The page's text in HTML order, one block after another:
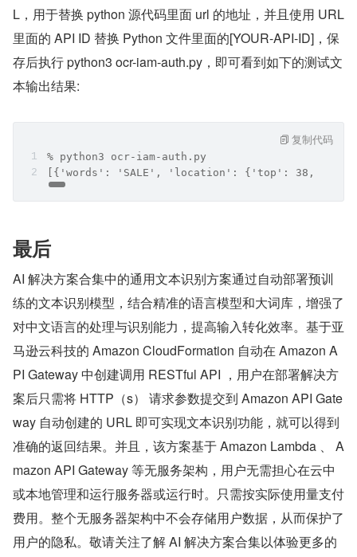
L，用于替换 python 源代码里面 url 的地址，并且使用 URL
里面的 API ID 替换 Python 文件里面的[YOUR-API-ID]，保
存后执行 python3 ocr-iam-auth.py，即可看到如下的测试文
本输出结果:
% python3 ocr-iam-auth.py
[{'words': 'SALE', 'location': {'top': 38, 'left':
复制代码
最后
AI 解决方案合集中的通用文本识别方案通过自动部署预训
练的文本识别模型，结合精准的语言模型和大词库，增强了
对中文语言的处理与识别能力，提高输入转化效率。基于亚
马逊云科技的 Amazon CloudFormation 自动在 Amazon A
PI Gateway 中创建调用 RESTful API ，用户在部署解决方
案后只需将 HTTP（s） 请求参数提交到 Amazon API Gate
way 自动创建的 URL 即可实现文本识别功能，就可以得到
准确的返回结果。并且，该方案基于 Amazon Lambda 、 A
mazon API Gateway 等无服务架构，用户无需担心在云中
或本地管理和运行服务器或运行时。只需按实际使用量支付
费用。整个无服务器架构中不会存储用户数据，从而保护了
用户的隐私。敬请关注了解 AI 解决方案合集以体验更多的